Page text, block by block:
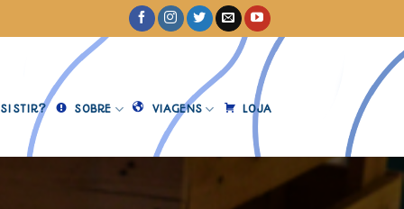
SOBRE VIAGENS LOJA